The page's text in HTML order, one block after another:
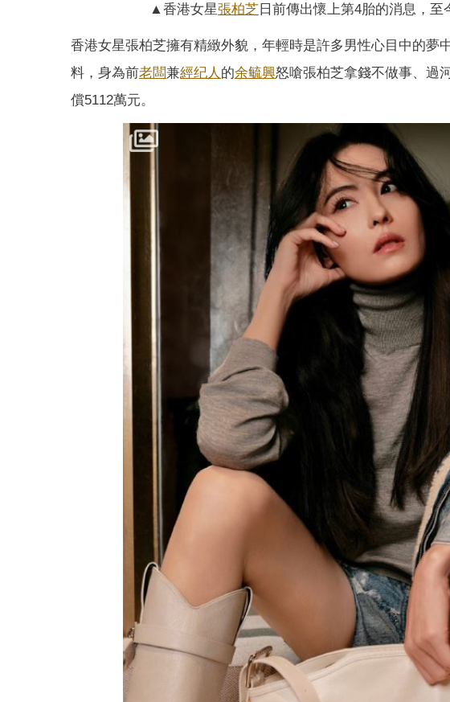
▲香港女星張柏芝 日前傳出懷上第4胎的消息，至
香港女星張柏芝擁有精緻外貌，年輕時是許多男性心目中的夢
料，身為前老闆兼經纪人 的余毓興怒嗆張柏芝拿錢不做事、過
償5112萬元。